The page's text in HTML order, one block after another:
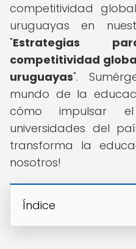
competitividad
uruguayas en
"Estrategias
competitividad
uruguayas".
mundo de la
cómo impulsar
universidades del
transforma la
nosotros!
Índice